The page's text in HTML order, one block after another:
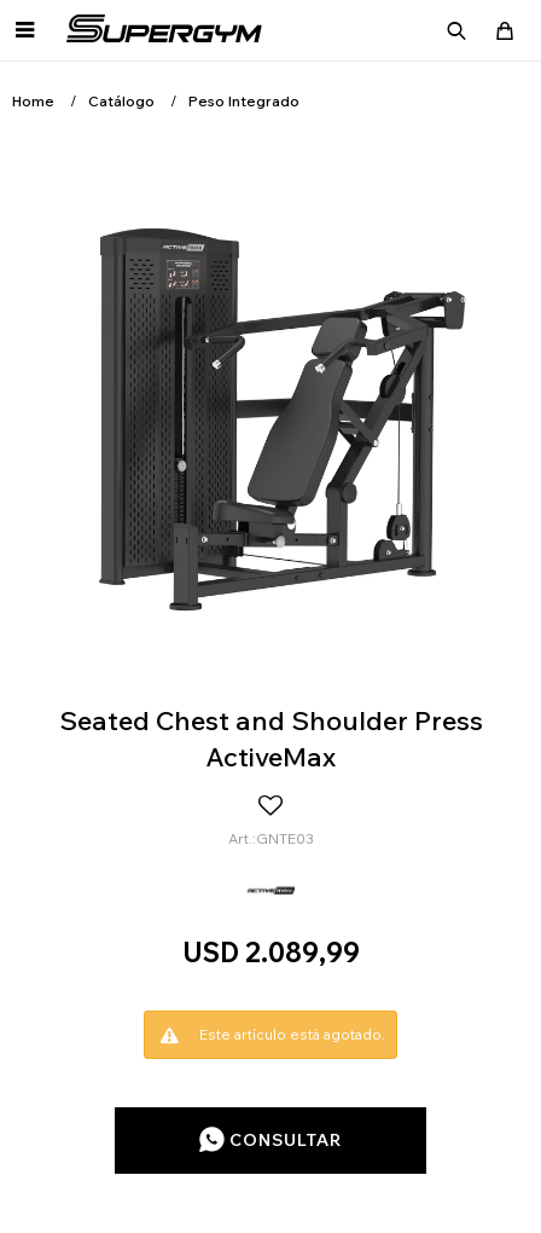

Home Catálogo Peso Integrado
Seated Chest and Shoulder Press
ActiveMax
GNTE03
USD 2.089,99
Este artículo está agotado.
CONSULTAR